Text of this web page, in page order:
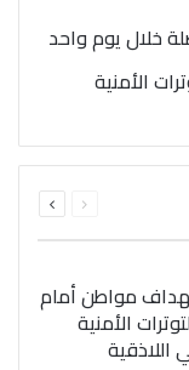
الأمنية
الصفحةالصفحة
مواطن أمام
الأمنية
اللاذقية